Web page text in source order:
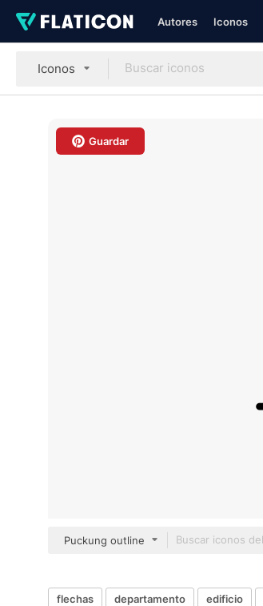
Autores Iconos
Iconos
Guardar
Puckung outline
flechas departamento edificio